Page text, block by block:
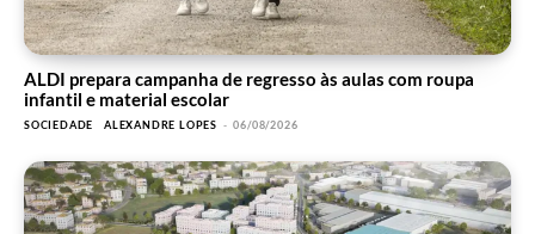
ALDI prepara campanha de regresso às aulas com roupa
infantil e material escolar
SOCIEDADE ALEXANDRE LOPES - 06/08/2026